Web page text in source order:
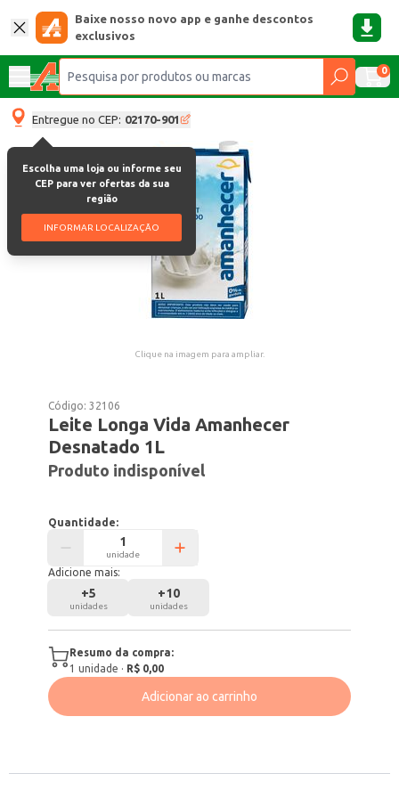
Baixe nosso novo app e ganhe descontos
exclusivos
0
Entregue no CEP: 02170-901
Escolha uma loja ou informe seu
CEP para ver ofertas da sua
região
INFORMAR LOCALIZAÇÃO
Clique na imagem para ampliar.
Código:32106
Leite Longa Vida Amanhecer
Desnatado 1L
Produto indisponível
Quantidade:
unidade
Adicione mais:
+5
unidades
+10
unidades
Resumo da compra:
1 unidade · R$ 0,00
Adicionar ao carrinho